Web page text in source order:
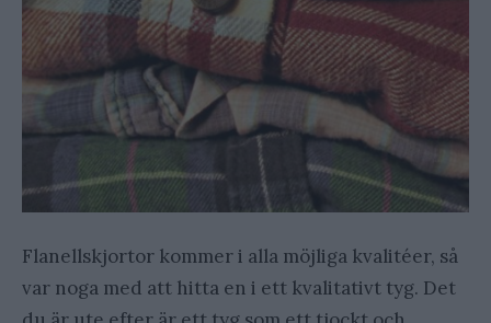
Flanellskjortor kommer i alla möjliga kvalitéer, så
var noga med att hitta en i ett kvalitativt tyg. Det